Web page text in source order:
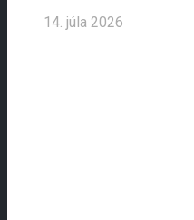
14. júla 2026